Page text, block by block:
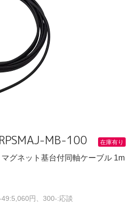
MB-100 在庫有り
グネット基台付同軸ケーブル 1m
49:5,060円、300-:応談